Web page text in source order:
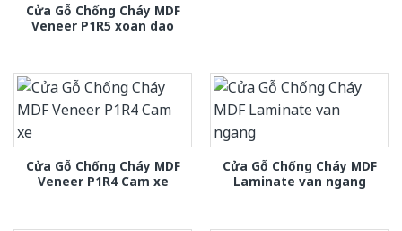
Cửa Gỗ Chống Cháy MDF
Veneer P1R5 xoan dao
Cửa Gỗ Chống Cháy MDF
Veneer P1R4 Cam xe
Cửa Gỗ Chống Cháy MDF
Laminate van ngang